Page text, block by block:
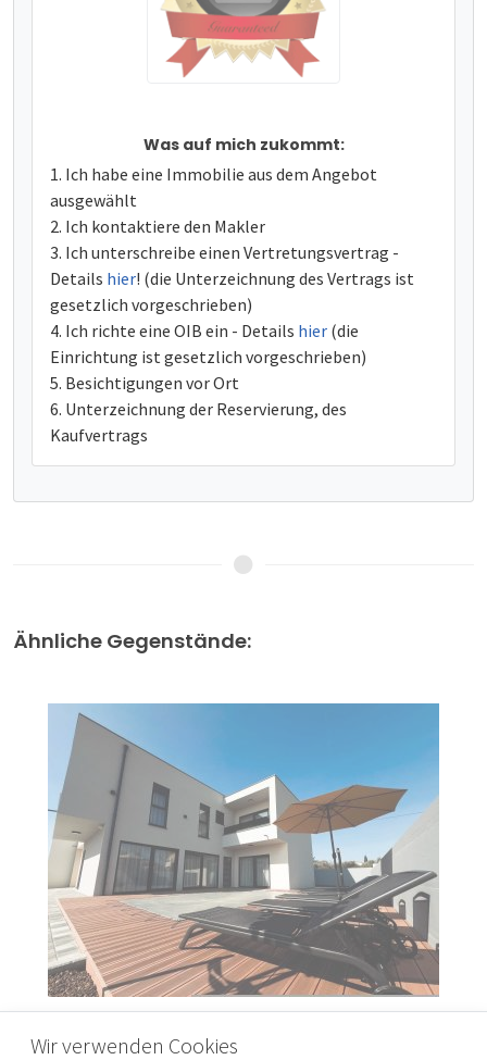
Was auf mich zukommt:
Ich habe eine Immobilie aus dem Angebot
ausgewählt
Ich kontaktiere den Makler
Ich unterschreibe einen Vertretungsvertrag -
Details hier! (die Unterzeichnung des Vertrags ist
gesetzlich vorgeschrieben)
Ich richte eine OIB ein - Details hier (die
Einrichtung ist gesetzlich vorgeschrieben)
Besichtigungen vor Ort
Unterzeichnung der Reservierung, des
Kaufvertrags
Ähnliche Gegenstände:
ISTRIEN, POMER - Moderne Doppelhaushälfte
Wir verwenden Cookies